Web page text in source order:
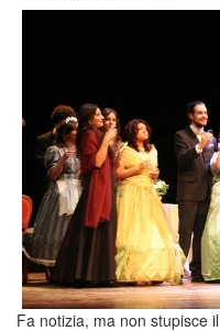
Fa notizia, ma non stupisce